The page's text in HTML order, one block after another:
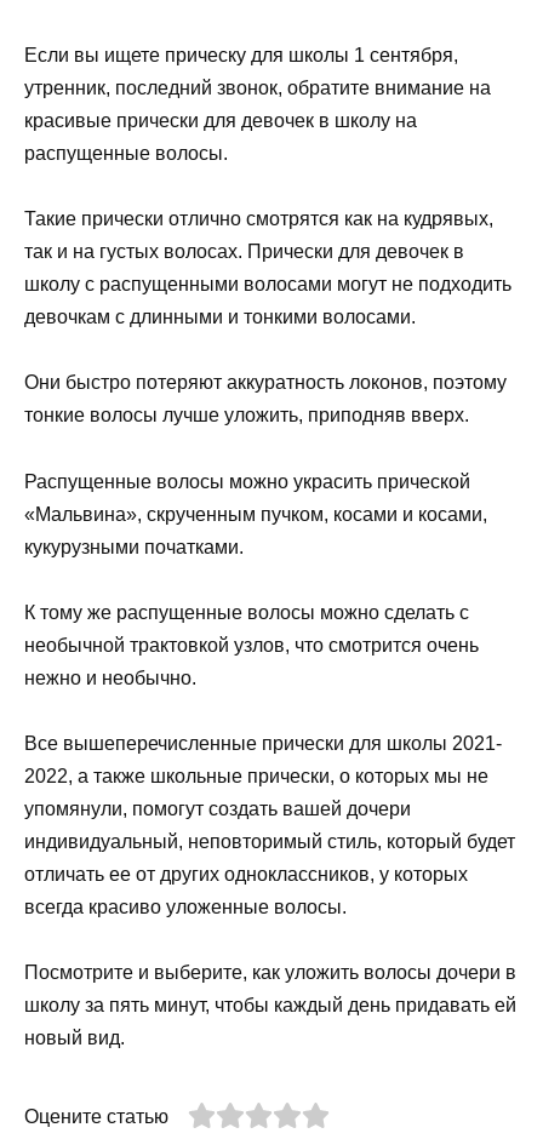
Если вы ищете прическу для школы 1 сентября,
утренник, последний звонок, обратите внимание на
красивые прически для девочек в школу на
распущенные волосы.
Такие прически отлично смотрятся как на кудрявых,
так и на густых волосах. Прически для девочек в
школу с распущенными волосами могут не подходить
девочкам с длинными и тонкими волосами.
Они быстро потеряют аккуратность локонов, поэтому
тонкие волосы лучше уложить, приподняв вверх.
Распущенные волосы можно украсить прической
«Мальвина», скрученным пучком, косами и косами,
кукурузными початками.
К тому же распущенные волосы можно сделать с
необычной трактовкой узлов, что смотрится очень
нежно и необычно.
Все вышеперечисленные прически для школы 2021-
2022, а также школьные прически, о которых мы не
упомянули, помогут создать вашей дочери
индивидуальный, неповторимый стиль, который будет
отличать ее от других одноклассников, у которых
всегда красиво уложенные волосы.
Посмотрите и выберите, как уложить волосы дочери в
школу за пять минут, чтобы каждый день придавать ей
новый вид.
Оцените статью